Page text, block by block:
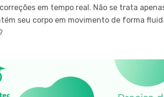
em tempo real. Não se trata
seu corpo em movimento de forma